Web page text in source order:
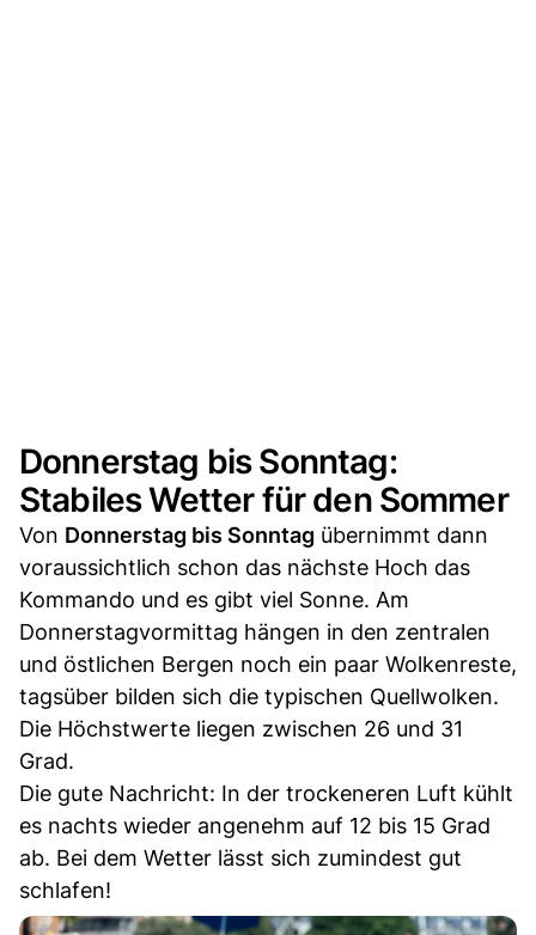
Donnerstag bis Sonntag:
Stabiles Wetter für den Sommer
Von Donnerstag bis Sonntag übernimmt dann
voraussichtlich schon das nächste Hoch das
Kommando und es gibt viel Sonne. Am
Donnerstagvormittag hängen in den zentralen
und östlichen Bergen noch ein paar Wolkenreste,
tagsüber bilden sich die typischen Quellwolken.
Die Höchstwerte liegen zwischen 26 und 31
Grad.
Die gute Nachricht: In der trockeneren Luft kühlt
es nachts wieder angenehm auf 12 bis 15 Grad
ab. Bei dem Wetter lässt sich zumindest gut
schlafen!